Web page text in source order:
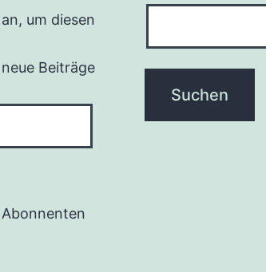
um diesen
Beiträge